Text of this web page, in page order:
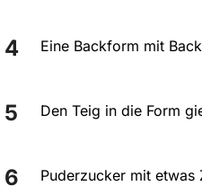
Eine Backform mit
Den Teig in die Form
Puderzucker mit etwas